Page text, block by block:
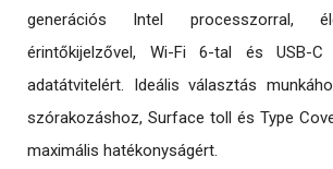
generációs Intel processzorral,
érintőkijelzővel, Wi-Fi 6-tal és USB-
adatátvitelért. Ideális választás
szórakozáshoz, Surface toll és Type
maximális hatékonyságért.